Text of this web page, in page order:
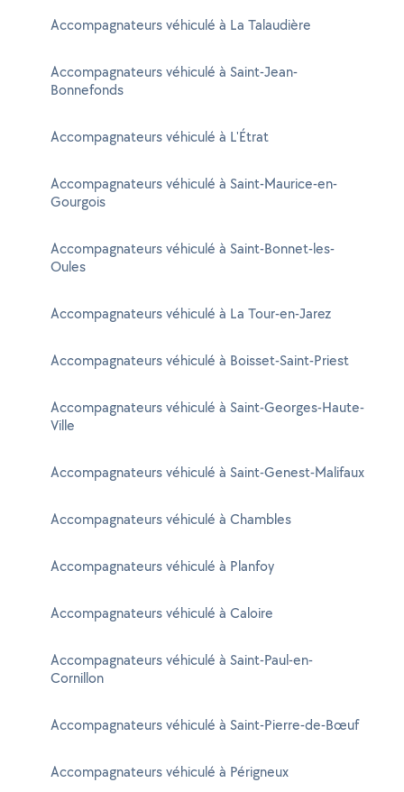
Accompagnateurs véhiculé à La Talaudière
Accompagnateurs véhiculé à Saint-Jean-
Bonnefonds
Accompagnateurs véhiculé à L'Étrat
Accompagnateurs véhiculé à Saint-Maurice-en-
Gourgois
Accompagnateurs véhiculé à Saint-Bonnet-les-
Oules
Accompagnateurs véhiculé à La Tour-en-Jarez
Accompagnateurs véhiculé à Boisset-Saint-Priest
Accompagnateurs véhiculé à Saint-Georges-Haute-
Ville
Accompagnateurs véhiculé à Saint-Genest-Malifaux
Accompagnateurs véhiculé à Chambles
Accompagnateurs véhiculé à Planfoy
Accompagnateurs véhiculé à Caloire
Accompagnateurs véhiculé à Saint-Paul-en-
Cornillon
Accompagnateurs véhiculé à Saint-Pierre-de-Bœuf
Accompagnateurs véhiculé à Périgneux